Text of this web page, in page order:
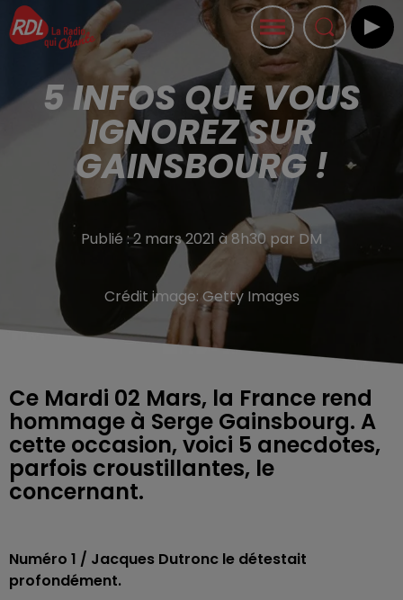
5 INFOS QUE VOUS
IGNOREZ SUR
GAINSBOURG !
Publié : 2 mars 2021 à 8h30 par DM
Crédit image: Getty Images
Ce Mardi 02 Mars, la France rend
hommage à Serge Gainsbourg. A
cette occasion, voici 5 anecdotes,
parfois croustillantes, le
concernant.
Numéro 1 / Jacques Dutronc le détestait
profondément.